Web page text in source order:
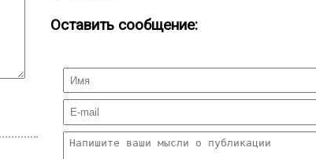
Оставить сообщение: